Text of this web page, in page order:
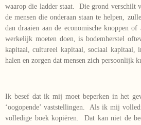
waarop die ladder staat. Die grond verschilt
de mensen die onderaan staan te helpen,
dan draaien aan de economische knoppen
werkelijk moeten doen, is bodemherstel
kapitaal, cultureel kapitaal, sociaal kapitaal,
halen en zorgen dat mensen zich persoonlijk
Ik besef dat ik mij moet beperken in het
‘oogopende’ vaststellingen. Als ik mij
volledige boek kopiëren. Dat kan niet de